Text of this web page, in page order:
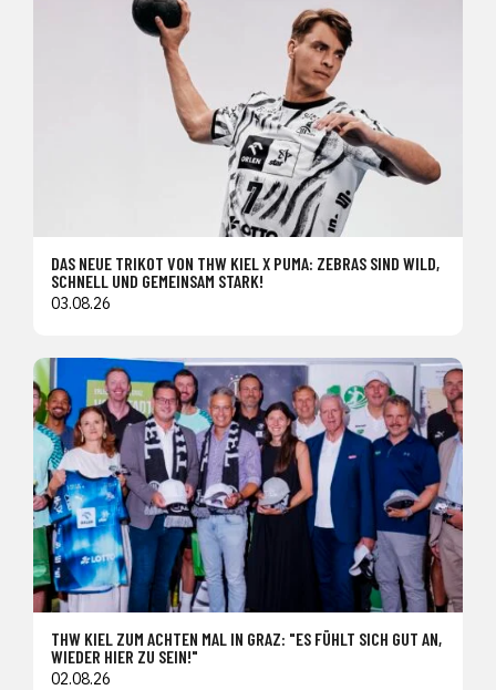
DAS NEUE TRIKOT VON THW KIEL X PUMA: ZEBRAS SIND WILD,
SCHNELL UND GEMEINSAM STARK!
03.08.26
THW KIEL ZUM ACHTEN MAL IN GRAZ: "ES FÜHLT SICH GUT AN,
WIEDER HIER ZU SEIN!"
02.08.26